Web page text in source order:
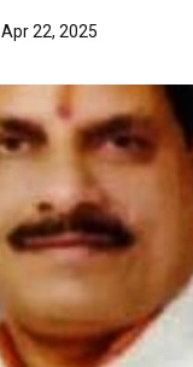
Apr 22, 2025